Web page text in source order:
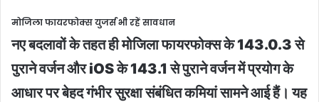
मोजिला फायरफोक्स युजर्स भी रहें सावधान
नए बदलावों के तहत ही मोजिला फायरफोक्स के 143.0.3 से
पुराने वर्जन और iOS के 143.1 से पुराने वर्जन में प्रयोग के
आधार पर बेहद गंभीर सुरक्षा संबंधित कमियां सामने आई हैं। यह